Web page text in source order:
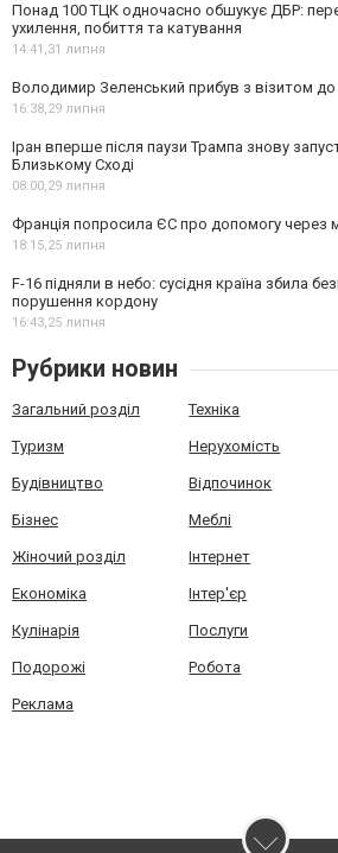
Понад 100 ТЦК одночасно обшукує ДБР:
ухилення, побиття та катування
14:41,31 липня
Володимир Зеленський прибув з візитом
16:38,29 липня
Іран вперше після паузи Трампа знову
Близькому Сході
08:00,29 липня
Франція попросила ЄС про допомогу через
18:15,25 липня
F-16 підняли в небо: сусідня країна збила
порушення кордону
16:43,25 липня
Рубрики новин
Загальний розділ Техніка
Туризм Нерухомість
Будівництво Відпочинок
Бізнес Меблі
Жіночий розділ Інтернет
Економіка Інтер'єр
Кулінарія Послуги
Подорожі Робота
Реклама